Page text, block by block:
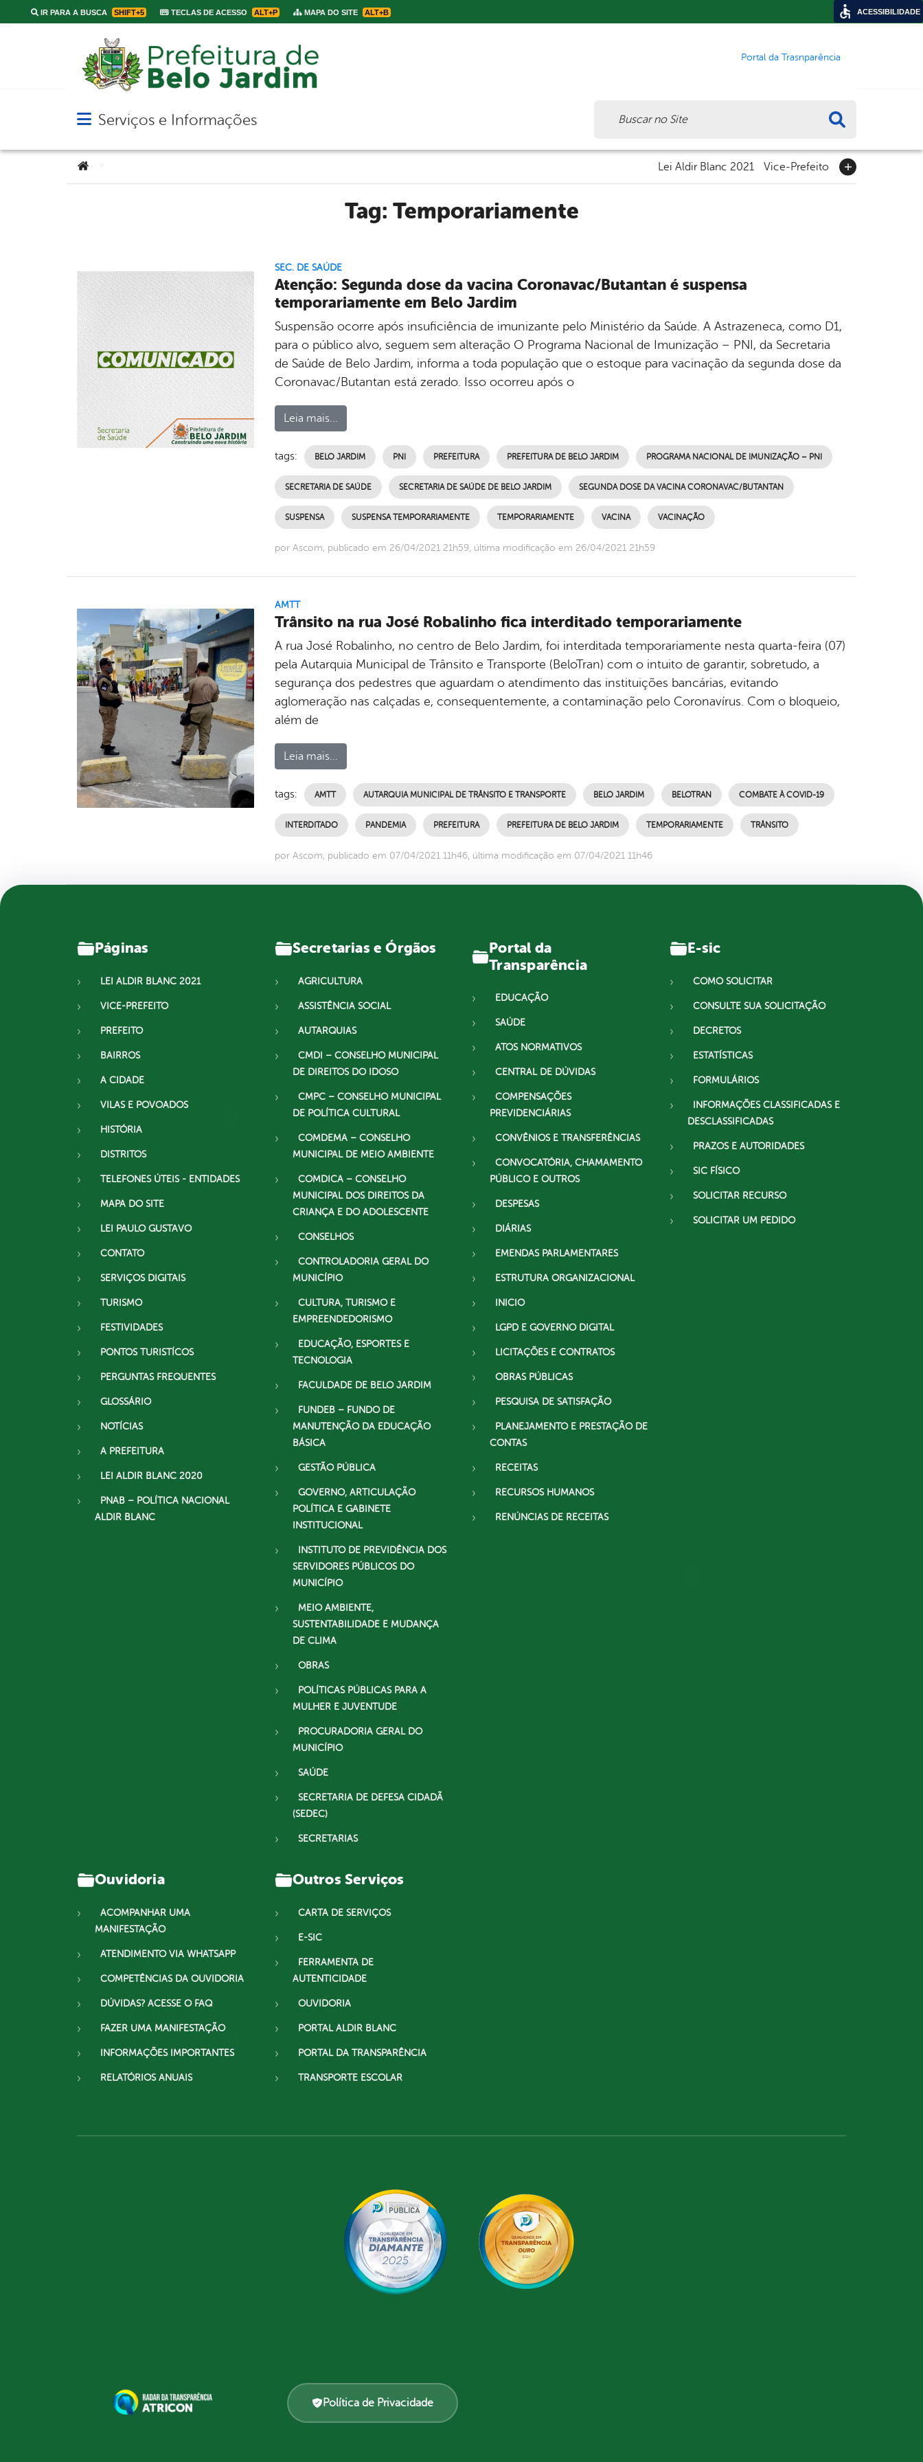
IR PARA A BUSCA SHIFT+5 TECLAS DE ACESSO ALT+P MAPA DO SITE ALT+B
Portal da Trasnparência
Abrir menu principal de navegação
Serviços e Informações
Você está aqui: Lei Aldir Blanc 2021 Vice-Prefeito
Tag: Temporariamente
SEC. DE SAÚDE
Atenção: Segunda dose da vacina Coronavac/Butantan é suspensa
temporariamente em Belo Jardim
Suspensão ocorre após insuficiência de imunizante pelo Ministério da Saúde. A Astrazeneca, como D1,
para o público alvo, seguem sem alteração O Programa Nacional de Imunização – PNI, da Secretaria
de Saúde de Belo Jardim, informa a toda população que o estoque para vacinação da segunda dose da
Coronavac/Butantan está zerado. Isso ocorreu após o
Leia mais...
tags: BELO JARDIM PNI PREFEITURA PREFEITURA DE BELO JARDIM PROGRAMA NACIONAL DE IMUNIZAÇÃO – PNI
SECRETARIA DE SAÚDE SECRETARIA DE SAÚDE DE BELO JARDIM SEGUNDA DOSE DA VACINA CORONAVAC/BUTANTAN
SUSPENSA SUSPENSA TEMPORARIAMENTE TEMPORARIAMENTE VACINA VACINAÇÃO
por Ascom, publicado em 26/04/2021 21h59, última modificação em 26/04/2021 21h59
AMTT
Trânsito na rua José Robalinho fica interditado temporariamente
A rua José Robalinho, no centro de Belo Jardim, foi interditada temporariamente nesta quarta-feira (07)
pela Autarquia Municipal de Trânsito e Transporte (BeloTran) com o intuito de garantir, sobretudo, a
segurança dos pedestres que aguardam o atendimento das instituições bancárias, evitando
aglomeração nas calçadas e, consequentemente, a contaminação pelo Coronavírus. Com o bloqueio,
além de
Leia mais...
tags: AMTT AUTARQUIA MUNICIPAL DE TRÂNSITO E TRANSPORTE BELO JARDIM BELOTRAN COMBATE À COVID-19
INTERDITADO PANDEMIA PREFEITURA PREFEITURA DE BELO JARDIM TEMPORARIAMENTE TRÂNSITO
por Ascom, publicado em 07/04/2021 11h46, última modificação em 07/04/2021 11h46
Páginas
LEI ALDIR BLANC 2021
VICE-PREFEITO
PREFEITO
BAIRROS
A CIDADE
VILAS E POVOADOS
HISTÓRIA
DISTRITOS
TELEFONES ÚTEIS - ENTIDADES
MAPA DO SITE
LEI PAULO GUSTAVO
CONTATO
SERVIÇOS DIGITAIS
TURISMO
FESTIVIDADES
PONTOS TURISTÍCOS
PERGUNTAS FREQUENTES
GLOSSÁRIO
NOTÍCIAS
A PREFEITURA
LEI ALDIR BLANC 2020
PNAB – POLÍTICA NACIONAL
ALDIR BLANC
Secretarias e Órgãos
AGRICULTURA
ASSISTÊNCIA SOCIAL
AUTARQUIAS
CMDI – CONSELHO MUNICIPAL
DE DIREITOS DO IDOSO
CMPC – CONSELHO MUNICIPAL
DE POLÍTICA CULTURAL
COMDEMA – CONSELHO
MUNICIPAL DE MEIO AMBIENTE
COMDICA – CONSELHO
MUNICIPAL DOS DIREITOS DA
CRIANÇA E DO ADOLESCENTE
CONSELHOS
CONTROLADORIA GERAL DO
MUNICÍPIO
CULTURA, TURISMO E
EMPREENDEDORISMO
EDUCAÇÃO, ESPORTES E
TECNOLOGIA
FACULDADE DE BELO JARDIM
FUNDEB – FUNDO DE
MANUTENÇÃO DA EDUCAÇÃO
BÁSICA
GESTÃO PÚBLICA
GOVERNO, ARTICULAÇÃO
POLÍTICA E GABINETE
INSTITUCIONAL
INSTITUTO DE PREVIDÊNCIA DOS
SERVIDORES PÚBLICOS DO
MUNICÍPIO
MEIO AMBIENTE,
SUSTENTABILIDADE E MUDANÇA
DE CLIMA
OBRAS
POLÍTICAS PÚBLICAS PARA A
MULHER E JUVENTUDE
PROCURADORIA GERAL DO
MUNICÍPIO
SAÚDE
SECRETARIA DE DEFESA CIDADÃ
(SEDEC)
SECRETARIAS
Portal da
Transparência
EDUCAÇÃO
SAÚDE
ATOS NORMATIVOS
CENTRAL DE DÚVIDAS
COMPENSAÇÕES
PREVIDENCIÁRIAS
CONVÊNIOS E TRANSFERÊNCIAS
CONVOCATÓRIA, CHAMAMENTO
PÚBLICO E OUTROS
DESPESAS
DIÁRIAS
EMENDAS PARLAMENTARES
ESTRUTURA ORGANIZACIONAL
INICIO
LGPD E GOVERNO DIGITAL
LICITAÇÕES E CONTRATOS
OBRAS PÚBLICAS
PESQUISA DE SATISFAÇÃO
PLANEJAMENTO E PRESTAÇÃO DE
CONTAS
RECEITAS
RECURSOS HUMANOS
RENÚNCIAS DE RECEITAS
E-sic
COMO SOLICITAR
CONSULTE SUA SOLICITAÇÃO
DECRETOS
ESTATÍSTICAS
FORMULÁRIOS
INFORMAÇÕES CLASSIFICADAS E
DESCLASSIFICADAS
PRAZOS E AUTORIDADES
SIC FÍSICO
SOLICITAR RECURSO
SOLICITAR UM PEDIDO
Ouvidoria
ACOMPANHAR UMA
MANIFESTAÇÃO
ATENDIMENTO VIA WHATSAPP
COMPETÊNCIAS DA OUVIDORIA
DÚVIDAS? ACESSE O FAQ
FAZER UMA MANIFESTAÇÃO
INFORMAÇÕES IMPORTANTES
RELATÓRIOS ANUAIS
Outros Serviços
CARTA DE SERVIÇOS
E-SIC
FERRAMENTA DE
AUTENTICIDADE
OUVIDORIA
PORTAL ALDIR BLANC
PORTAL DA TRANSPARÊNCIA
TRANSPORTE ESCOLAR
Política de Privacidade
ACESSIBILIDADE